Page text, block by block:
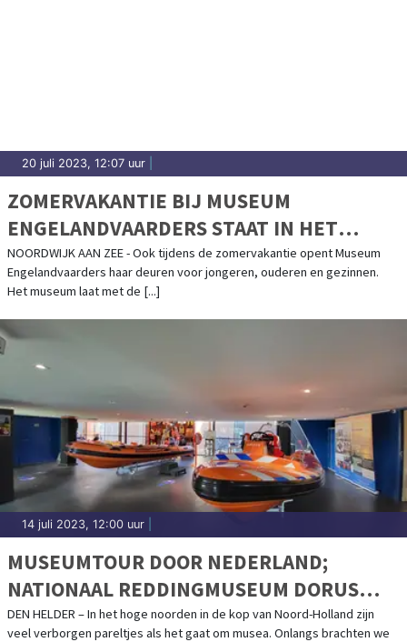
20 juli 2023, 12:07 uur
ZOMERVAKANTIE BIJ MUSEUM
ENGELANDVAARDERS STAAT IN HET
TEKEN VAN DE VRAAG: ‘WAT ZOU JIJ
DOEN?’
NOORDWIJK AAN ZEE - Ook tijdens de zomervakantie opent Museum
Engelandvaarders haar deuren voor jongeren, ouderen en gezinnen.
Het museum laat met de [...]
14 juli 2023, 12:00 uur
MUSEUMTOUR DOOR NEDERLAND;
NATIONAAL REDDINGMUSEUM DORUS
RIJKERS
DEN HELDER – In het hoge noorden in de kop van Noord-Holland zijn
veel verborgen pareltjes als het gaat om musea. Onlangs brachten we